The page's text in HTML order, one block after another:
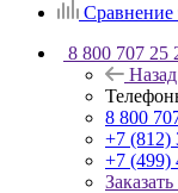
Сравнение
8 800 707 25
Назад
8 800
+7 (812)
+7 (499)